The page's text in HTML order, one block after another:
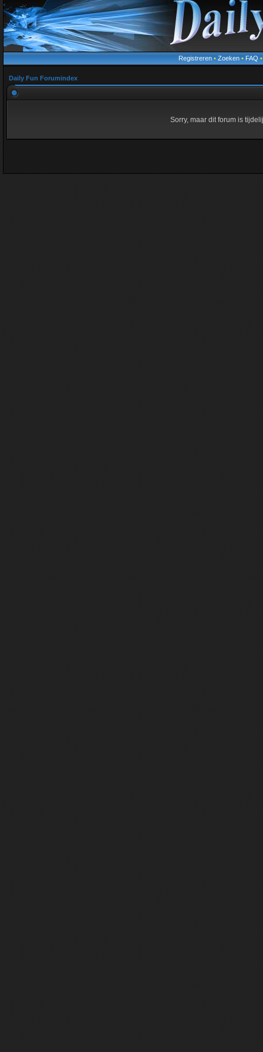
Registreren • Zoeken • FAQ
Daily Fun Forumindex
Sorry, maar dit forum is